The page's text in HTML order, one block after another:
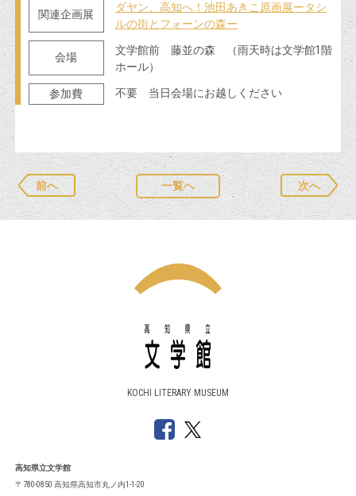
関連企画展
ダヤン、高知へ！池田あきこ原画展ータシ
ルの街とフォーンの森ー
会場
文学館前 藤並の森 （雨天時は文学館1階
ホール）
参加費 不要 当日会場にお越しください
前へ 一覧へ 次へ
KOCHI LITERARY MUSEUM
高知県立文学館
〒780-0850 高知県高知市丸ノ内1-1-20